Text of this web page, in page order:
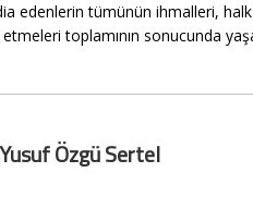
edenlerin tümünün ihmalleri,
toplamının sonucunda
Özgü Sertel